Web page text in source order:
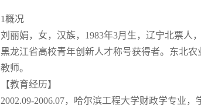
1概况
刘丽娟，女，汉族，1983年3月生，辽宁北票人
黑龙江省高校青年创新人才称号获得者。东北
教师。
【教育经历】
2002.09-2006.07，哈尔滨工程大学财政学专业，